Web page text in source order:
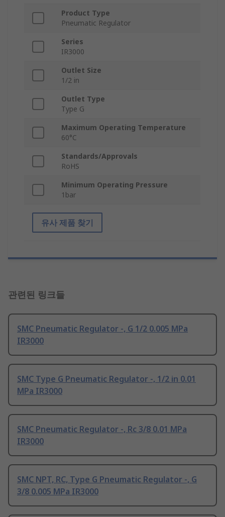
Product Type
Pneumatic Regulator
Series
IR3000
Outlet Size
1/2 in
Outlet Type
Type G
Maximum Operating Temperature
60°C
Standards/Approvals
RoHS
Minimum Operating Pressure
1bar
유사 제품 찾기
관련된 링크들
SMC Pneumatic Regulator -, G 1/2 0.005 MPa
IR3000
SMC Type G Pneumatic Regulator -, 1/2 in 0.01
MPa IR3000
SMC Pneumatic Regulator -, Rc 3/8 0.01 MPa
IR3000
SMC NPT, RC, Type G Pneumatic Regulator -, G
3/8 0.005 MPa IR3000